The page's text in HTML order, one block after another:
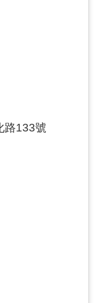
路133號